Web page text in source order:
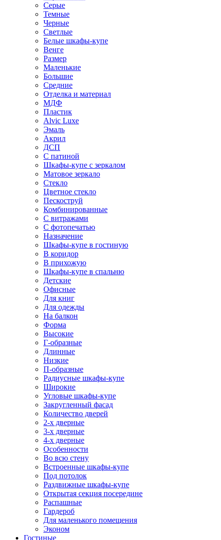
Серые
Темные
Черные
Светлые
Белые шкафы-купе
Венге
Размер
Маленькие
Большие
Средние
Отделка и материал
МДФ
Пластик
Alvic Luxe
Эмаль
Акрил
ДСП
С патиной
Шкафы-купе с зеркалом
Матовое зеркало
Стекло
Цветное стекло
Пескоструй
Комбинированные
С витражами
С фотопечатью
Назначение
Шкафы-купе в гостиную
В коридор
В прихожую
Шкафы-купе в спальню
Детские
Офисные
Для книг
Для одежды
На балкон
Форма
Высокие
Г-образные
Длинные
Низкие
П-образные
Радиусные шкафы-купе
Широкие
Угловые шкафы-купе
Закругленный фасад
Количество дверей
2-х дверные
3-х дверные
4-х дверные
Особенности
Во всю стену
Встроенные шкафы-купе
Под потолок
Раздвижные шкафы-купе
Открытая секция посередине
Распашные
Гардероб
Для маленького помещения
Эконом
Гостиные